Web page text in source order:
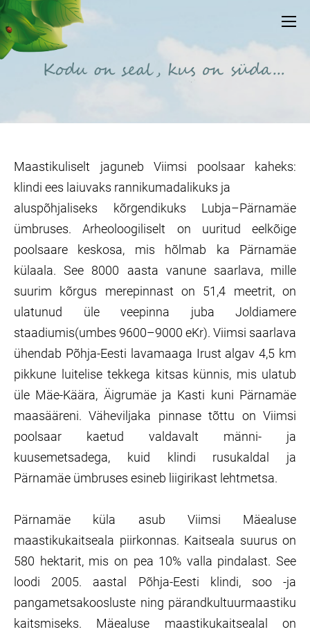
Maastikuliselt jaguneb Viimsi poolsaar kaheks:
klindi ees laiuvaks rannikumadalikuks ja
aluspõhjaliseks kõrgendikuks Lubja–Pärnamäe
ümbruses. Arheoloogiliselt on uuritud eelkõige
poolsaare keskosa, mis hõlmab ka Pärnamäe
külaala. See 8000 aasta vanune saarlava, mille
suurim kõrgus merepinnast on 51,4 meetrit, on
ulatunud üle veepinna juba Joldiamere
staadiumis(umbes 9600–9000 eKr). Viimsi saarlava
ühendab Põhja-Eesti lavamaaga Irust algav 4,5 km
pikkune luitelise tekkega kitsas künnis, mis ulatub
üle Mäe-Käära, Äigrumäe ja Kasti kuni Pärnamäe
maasääreni. Väheviljaka pinnase tõttu on Viimsi
poolsaar kaetud valdavalt männi- ja
kuusemetsadega, kuid klindi rusukaldal ja
Pärnamäe ümbruses esineb liigirikast lehtmetsa.
Pärnamäe küla asub Viimsi Mäealuse
maastikukaitseala piirkonnas. Kaitseala suurus on
580 hektarit, mis on pea 10% valla pindalast. See
loodi 2005. aastal Põhja-Eesti klindi, soo -ja
pangametsakoosluste ning pärandkultuurmaastiku
kaitsmiseks. Mäealuse maastikukaitsealal on